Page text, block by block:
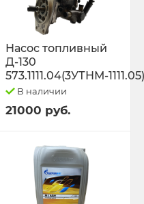
Насос топливный
Д-130
573.1111.04(3УТНМ-1111.05)
В наличии
21000 руб.